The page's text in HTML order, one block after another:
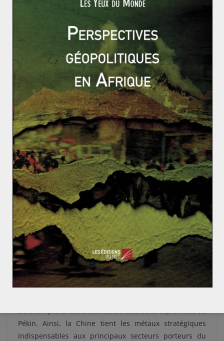
Molycorp se déclare en faillite durant l’été 2015, après
avoir enregistré plus d’un milliard de dollars de perte.
En effet, après l’embargo chinois sur les terres rares fin
2010 et la flambée des prix de ces métaux courant
2011, il semblait possible pour la concurrence de
s’installer sur le marché des terres rares. C’était sans
compter sur la Chine qui, en réponse à l’injonction de
l’OMC, décide de supprimer sa politique de quotas à
l’export pour la remplacer par un système de licences
accordées à des entreprises partenaires. La Chine
continue ainsi d’inonder le marché mondial de ses
terres rares, maintient les prix à la baisse pour
annihiler toute concurrence et force l’implantation de
sociétés étrangères sur son sol en échange d’un accès
aux matières premières (terres rares).
Actuellement, l’administration de Xi Jinping mène un
double combat : la fermeture des mines illégales de
terres rares et la protection de l’environnement, ravagé
par le lessivage des sols et la pollution due à
l’exploitation des terres rares. Cette initiative
s’accompagne d’un vaste mouvement de
restructuration et de concentration de l’ensemble de la
de champions nationaux au service de la diplomatie de
Pékin. Ainsi, la Chine tient les métaux stratégiques
indispensables aux principaux secteurs porteurs du